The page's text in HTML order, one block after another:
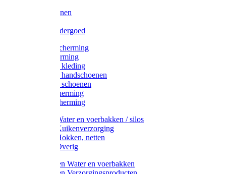
Handschoenen
Thermo ondergoed
Gehoorbescherming
Oogbescherming
Disposable kleding
Disposable handschoenen
Disposable schoenen
Mondbescherming
Hoofdbescherming
Pluimvee Water en voerbakken / silos
Pluimvee Kuikenverzorging
Pluimvee Hokken, netten
Pluimvee Overig
Knaagdieren Water en voerbakken